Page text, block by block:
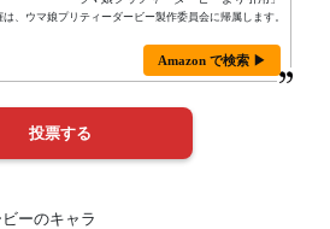
、ウマ娘プリティーダービー製作委員会に帰属します。
Amazon で検索 ▶
ーのキャラ